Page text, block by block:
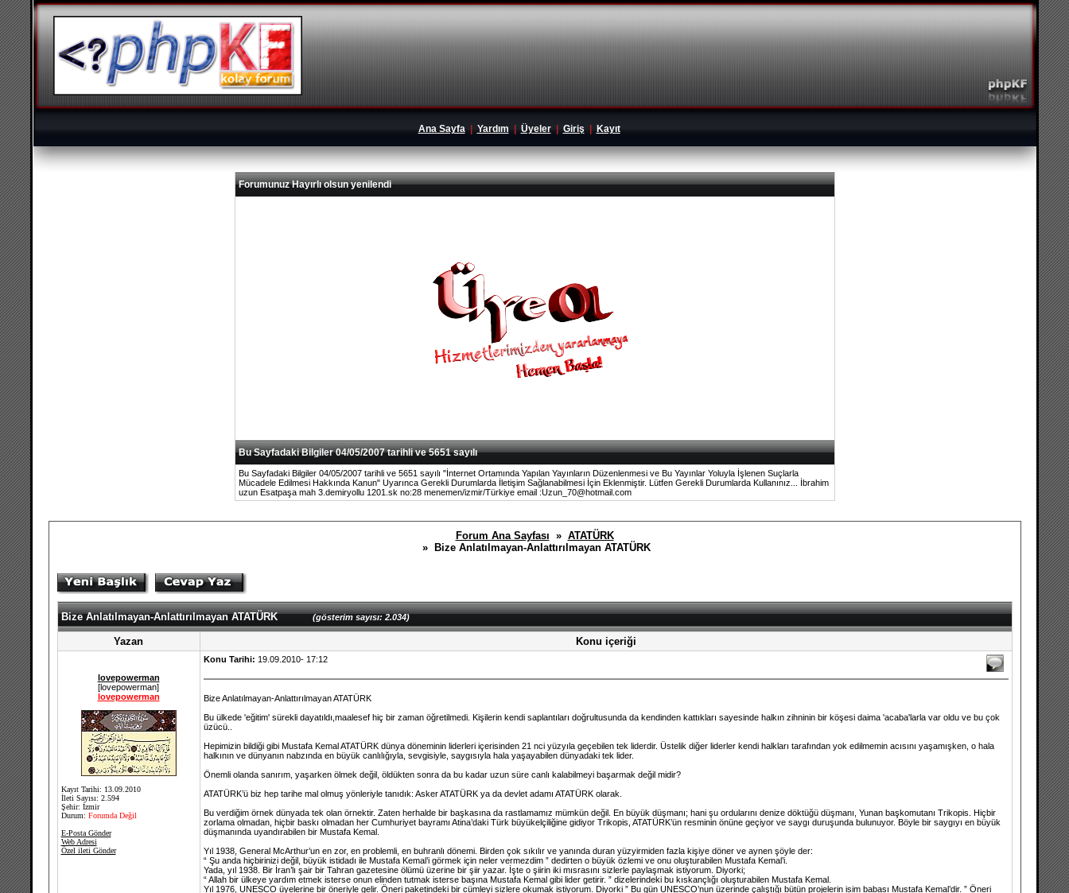
Ana Sayfa| Yardım Üyeler| Giriş| Kayıt
Forumunuz Hayırlı olsun yenilendi
Bu Sayfadaki Bilgiler 04/05/2007 tarihli ve 5651 sayılı
Bu Sayfadaki Bilgiler 04/05/2007 tarihli ve 5651 sayılı "İnternet Ortamında Yapılan Yayınların Düzenlenmesi ve Bu Yayınlar Yoluyla İşlenen Suçlarla
Mücadele Edilmesi Hakkında Kanun" Uyarınca Gerekli Durumlarda İletişim Sağlanabilmesi İçin Eklenmiştir. Lütfen Gerekli Durumlarda Kullanınız... İbrahim
uzun Esatpaşa mah 3.demiryollu 1201.sk no:28 menemen/izmir/Türkiye email :Uzun_70@hotmail.com
Forum Ana Sayfası » ATATÜRK
» Bize Anlatılmayan-Anlattırılmayan ATATÜRK
Bize Anlatılmayan-Anlattırılmayan ATATÜRK(gösterim sayısı: 2.034)
Yazan Konu içeriği
lovepowerman
[lovepowerman]
lovepowerman
Kayıt Tarihi: 13.09.2010
İleti Sayısı: 2.594
Şehir: İzmir
Durum: Forumda Değil
E-Posta Gönder
Web Adresi
Özel ileti Gönder
Konu Tarihi: 19.09.2010- 17:12
Bize Anlatılmayan-Anlattırılmayan ATATÜRK
Bu ülkede 'eğitim' sürekli dayatıldı,maalesef hiç bir zaman öğretilmedi. Kişilerin kendi saplantıları doğrultusunda da kendinden kattıkları sayesinde halkın zihninin bir köşesi daima 'acaba'larla var oldu ve bu çok
üzücü..
Hepimizin bildiği gibi Mustafa Kemal ATATÜRK dünya döneminin liderleri içerisinden 21 nci yüzyıla geçebilen tek liderdir. Üstelik diğer liderler kendi halkları tarafından yok edilmemin acısını yaşamışken, o hala
halkının ve dünyanın nabzında en büyük canlılığıyla, sevgisiyle, saygısıyla hala yaşayabilen dünyadaki tek lider.
Önemli olanda sanırım, yaşarken ölmek değil, öldükten sonra da bu kadar uzun süre canlı kalabilmeyi başarmak değil midir?
ATATÜRK’ü biz hep tarihe mal olmuş yönleriyle tanıdık: Asker ATATÜRK ya da devlet adamı ATATÜRK olarak.
Bu verdiğim örnek dünyada tek olan örnektir. Zaten herhalde bir başkasına da rastlamamız mümkün değil. En büyük düşmanı; hani şu ordularını denize döktüğü düşmanı, Yunan başkomutanı Trikopis. Hiçbir
zorlama olmadan, hiçbir baskı olmadan her Cumhuriyet bayramı Atina’daki Türk büyükelçiliğine gidiyor Trikopis, ATATÜRK’ün resminin önüne geçiyor ve saygı duruşunda bulunuyor. Böyle bir saygıyı en büyük
düşmanında uyandırabilen bir Mustafa Kemal.
Yıl 1938, General McArthur’un en zor, en problemli, en buhranlı dönemi. Birden çok sıkılır ve yanında duran yüzyirmiden fazla kişiye döner ve aynen şöyle der:
“ Şu anda hiçbirinizi değil, büyük istidadı ile Mustafa Kemal’i görmek için neler vermezdim ” dedirten o büyük özlemi ve onu oluşturabilen Mustafa Kemal’i.
Yada, yıl 1938. Bir İran’lı şair bir Tahran gazetesine ölümü üzerine bir şiir yazar. İşte o şiirin iki mısrasını sizlerle paylaşmak istiyorum. Diyorki;
“ Allah bir ülkeye yardım etmek isterse onun elinden tutmak isterse başına Mustafa Kemal gibi lider getirir. ” dizelerindeki bu kıskançlığı oluşturabilen Mustafa Kemal.
Yıl 1976, UNESCO üyelerine bir öneriyle gelir. Öneri paketindeki bir cümleyi sizlere okumak istiyorum. Diyorki ” Bu gün UNESCO’nun üzerinde çalıştığı bütün projelerin isim babası Mustafa Kemal’dir. ” Öneri